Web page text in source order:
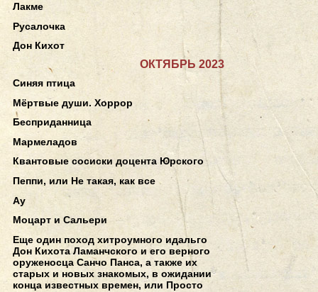
Лакме
Русалочка
Дон Кихот
ОКТЯБРЬ 2023
Синяя птица
Мёртвые души. Хоррор
Бесприданница
Мармеладов
Квантовые сосиски доцента Юрского
Пеппи, или Не такая, как все
Ау
Моцарт и Сальери
Еще один поход хитроумного идальго
Дон Кихота Ламанчского и его верного
оруженосца Санчо Панса, а также их
старых и новых знакомых, в ожидании
конца известных времен, или Просто